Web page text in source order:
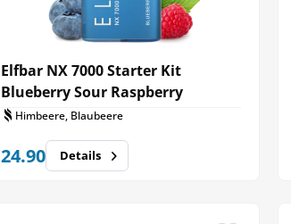
Elfbar NX 7000 Starter Kit
Blueberry Sour Raspberry
Himbeere, Blaubeere
24.90 Details